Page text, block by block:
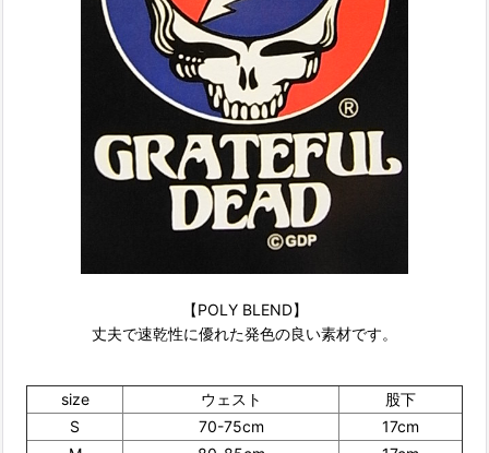
【POLY BLEND】
丈夫で速乾性に優れた発色の良い素材です。
size ウェスト
股下
S
70-75cm
17cm